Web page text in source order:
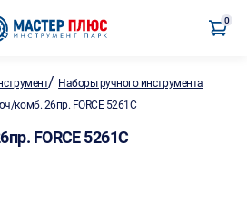
0
/ Наборы ручного инструмента
комб. 26пр. FORCE 5261C
FORCE 5261C